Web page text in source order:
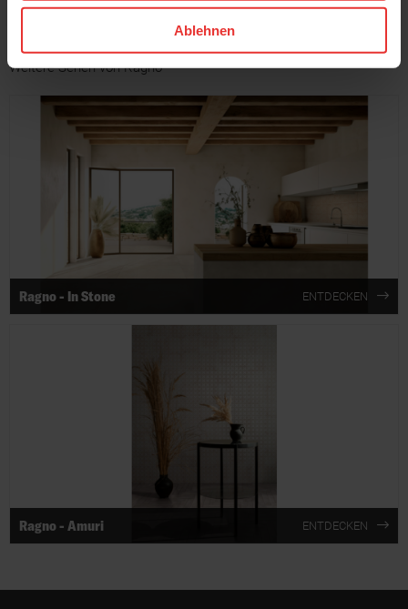
Ablehnen
Weitere Serien von Ragno
Ragno - In Stone ENTDECKEN
Ragno - Amuri ENTDECKEN